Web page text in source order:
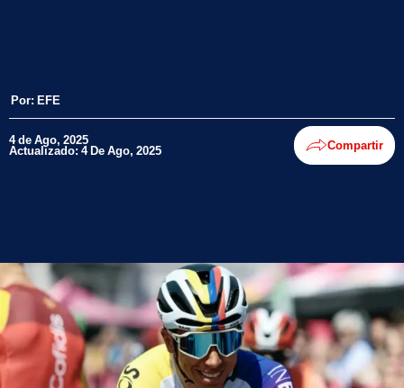
Por: EFE
4 de Ago, 2025
Actualizado: 4 De Ago, 2025 Compartir